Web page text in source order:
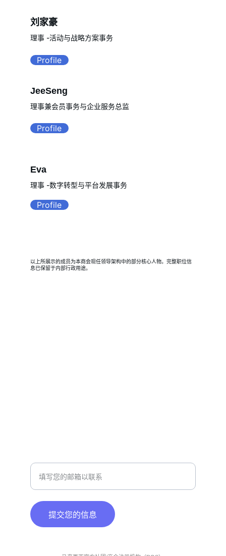
JeeSeng
理事兼会员事务与企业服务总监
刘家豪
理事 -活动与战略方案事务
以上所展示的成员为本商会现任领导架构中的部分核心人物。完整职位信
息已保留于内部行政用途。
Eva
理事 -数字转型与平台发展事务
Profile
Profile
Profile
提交您的信息